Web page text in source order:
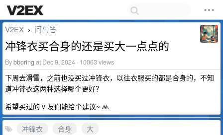
V2EX › 问与答
冲锋衣买合身的还是买大一点点的
Bybboring at Dec 9, 2024 · 10063 views
下周去滑雪，之前也没买过冲锋衣，以往衣服买的都是合身的，不知
道冲锋衣这两种选择哪个更好？
希望买过的 v 友们能给个建议~ 🙏
冲锋衣 合身
大